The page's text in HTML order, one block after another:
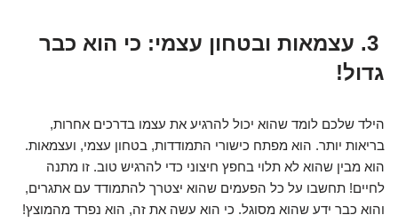
3. עצמאות ובטחון עצמי: כי הוא כבר
גדול!
הילד שלכם לומד שהוא יכול להרגיע את עצמו בדרכים אחרות,
בריאות יותר. הוא מפתח כישורי התמודדות, בטחון עצמי, ועצמאות.
הוא מבין שהוא לא תלוי בחפץ חיצוני כדי להרגיש טוב. זו מתנה
לחיים! תחשבו על כל הפעמים שהוא יצטרך להתמודד עם אתגרים,
והוא כבר ידע שהוא מסוגל. כי הוא עשה את זה, הוא נפרד מהמוצץ!